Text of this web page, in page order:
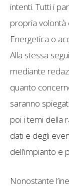
intenti. Tutti i
propria volontà
Energetica o
Alla stessa
mediante
quanto
saranno
poi i temi della
dati e degli
dell’impianto e
Nonostante